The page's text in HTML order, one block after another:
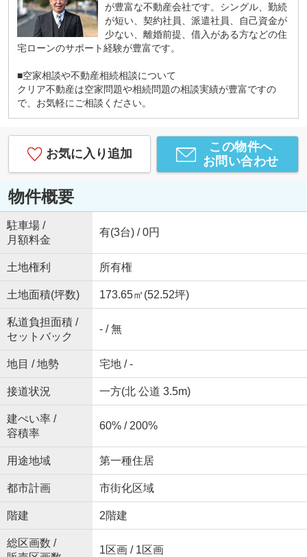
が豊富な不動産会社です。シングル、勤続
が短い、契約社員、派遣社員、自己資金が
少ない、離婚前提、借入がある方などの住
宅ローンのサポート経験が豊富です。
■空家相談や不動産相続相談について
クリア不動産は空家問題や相続問題の相談実績が豊富ですの
で、お気軽にご相談ください。
お気に入り追加
この物件へ
お問い合わせ
物件概要
駐車場 /
月額料金
有(3台) / 0円
土地権利 所有権
土地面積(坪数) 173.65㎡(52.52坪)
私道負担面積 /
セットバック
- / 無
地目 / 地勢 宅地 / -
接道状況 一方(北 公道 3.5m)
建ぺい率 /
容積率
60% / 200%
用途地域 第一種住居
都市計画 市街化区域
階建 2階建
総区画数 /
1区画 / 1区画